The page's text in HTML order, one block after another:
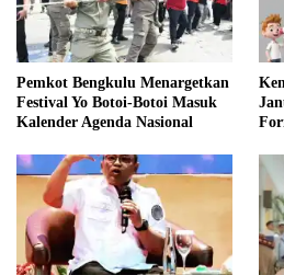
Pemkot Bengkulu Menargetkan
Festival Yo Botoi-Botoi Masuk
Kalender Agenda Nasional